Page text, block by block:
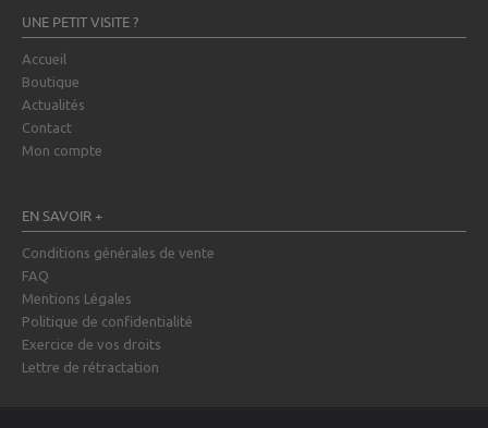
UNE PETIT VISITE ?
Accueil
Boutique
Actualités
Contact
Mon compte
EN SAVOIR +
Conditions générales de vente
FAQ
Mentions Légales
Politique de confidentialité
Exercice de vos droits
Lettre de rétractation